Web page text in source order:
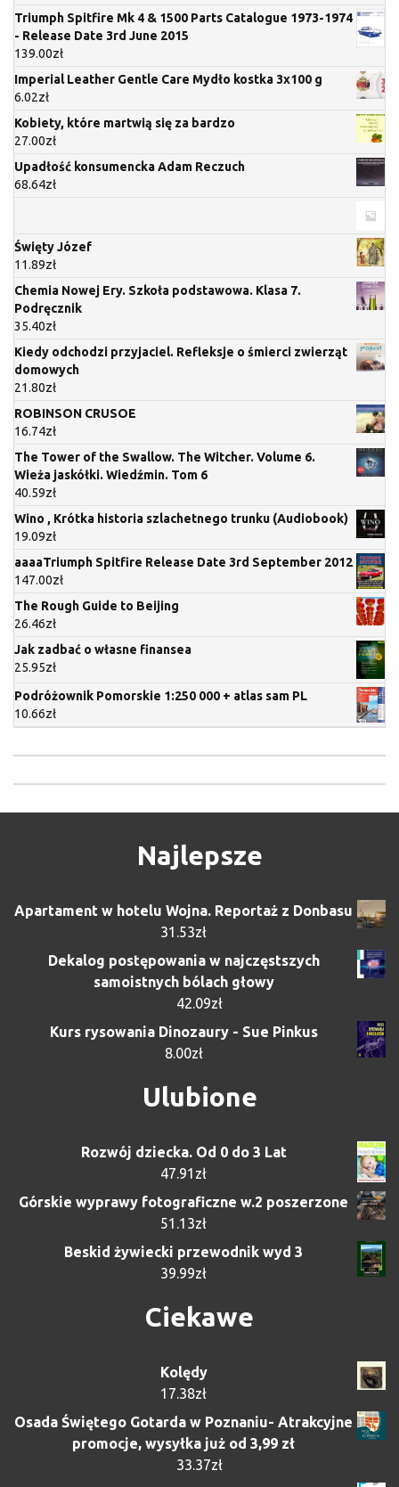
Triumph Spitfire Mk 4 & 1500 Parts Catalogue 1973-1974
- Release Date 3rd June 2015
139.00zł
Imperial Leather Gentle Care Mydło kostka 3x100 g
6.02zł
Kobiety, które martwią się za bardzo
27.00zł
Upadłość konsumencka Adam Reczuch
68.64zł
Święty Józef
11.89zł
Chemia Nowej Ery. Szkoła podstawowa. Klasa 7.
Podręcznik
35.40zł
Kiedy odchodzi przyjaciel. Refleksje o śmierci zwierząt
domowych
21.80zł
ROBINSON CRUSOE
16.74zł
The Tower of the Swallow. The Witcher. Volume 6.
Wieża jaskółki. Wiedźmin. Tom 6
40.59zł
Wino , Krótka historia szlachetnego trunku (Audiobook)
19.09zł
aaaaTriumph Spitfire Release Date 3rd September 2012
147.00zł
The Rough Guide to Beijing
26.46zł
Jak zadbać o własne finansea
25.95zł
Podróżownik Pomorskie 1:250 000 + atlas sam PL
10.66zł
Najlepsze
Apartament w hotelu Wojna. Reportaż z Donbasu
31.53zł
Dekalog postępowania w najczęstszych
samoistnych bólach głowy
42.09zł
Kurs rysowania Dinozaury - Sue Pinkus
8.00zł
Ulubione
Rozwój dziecka. Od 0 do 3 Lat
47.91 zł
Górskie wyprawy fotograficzne w.2 poszerzone
51.13zł
Beskid żywiecki przewodnik wyd 3
39.99zł
Ciekawe
Kolędy
17.38zł
Osada Świętego Gotarda w Poznaniu- Atrakcyjne
promocje, wysyłka już od 3,99 zł
33.37zł